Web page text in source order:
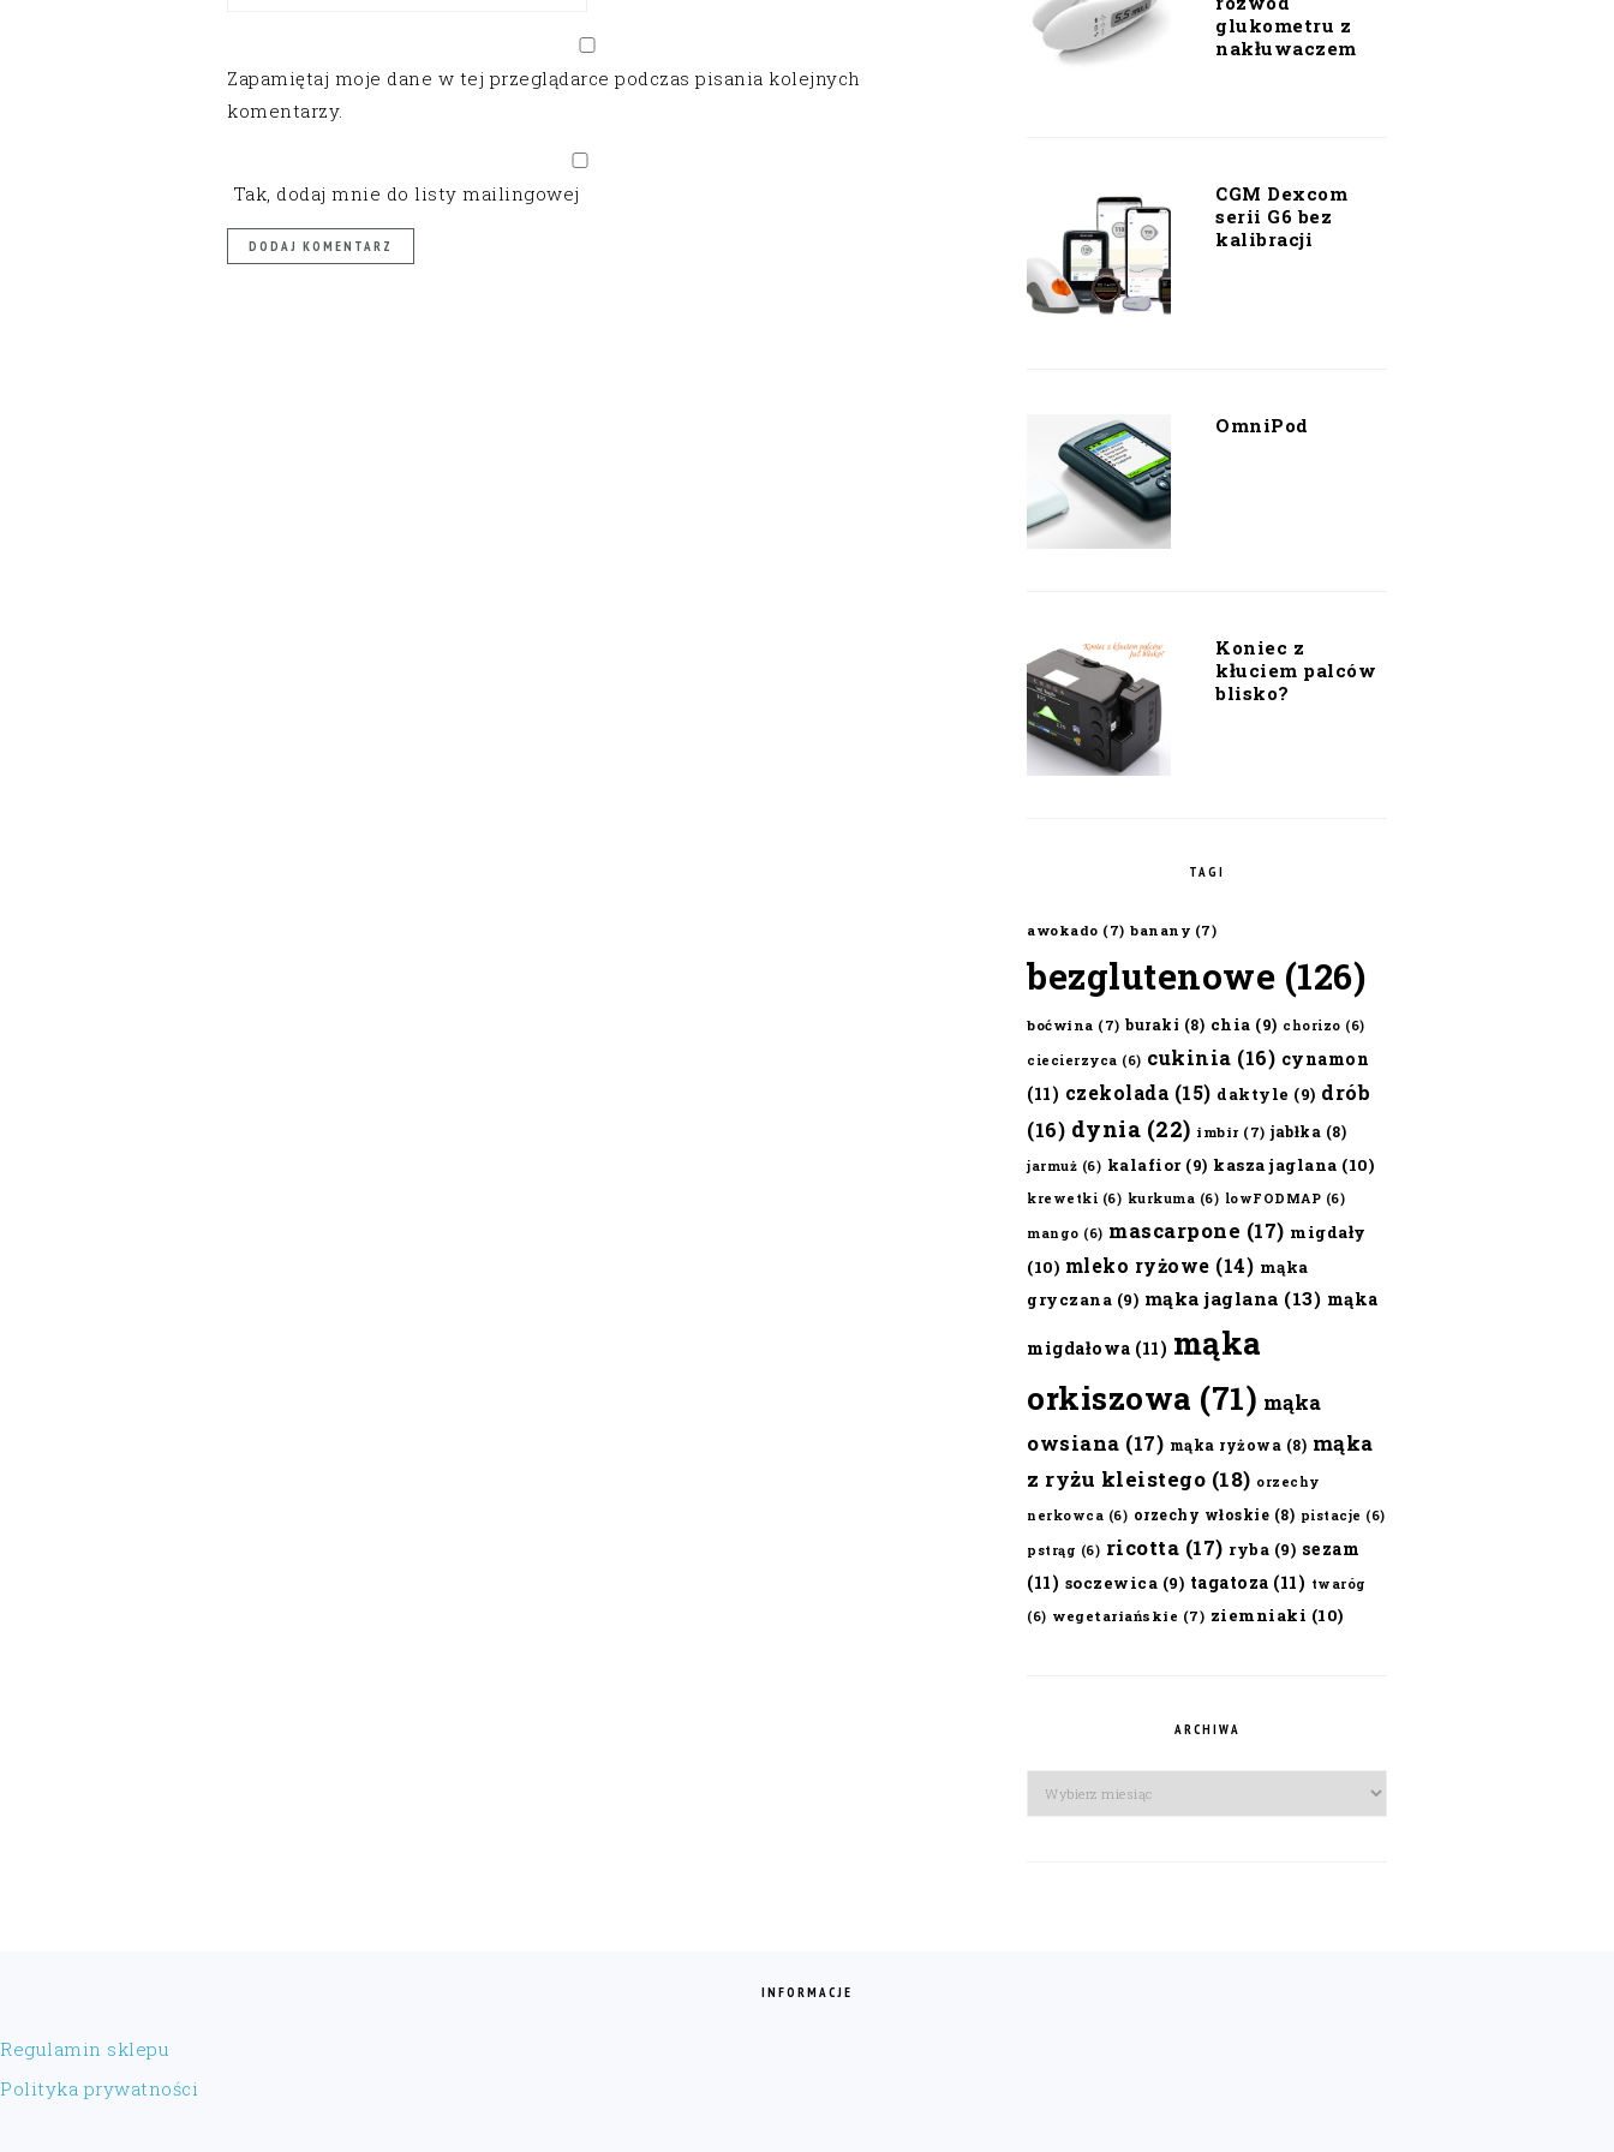
Zapamiętaj moje dane w tej przeglądarce podczas pisania kolejnych
komentarzy.
Tak, dodaj mnie do listy mailingowej
glukometru z
nakłuwaczem
CGM Dexcom
serii G6 bez
kalibracji
OmniPod
Koniec z
kłuciem palców
blisko?
TAGI
awokado (7) banany (7)
bezglutenowe (126)
boćwina (7) buraki (8) chia (9) chorizo (6)
ciecierzyca (6) cukinia (16) cynamon
(11) czekolada (15) daktyle (9) drób
(16) dynia (22) imbir (7) jabłka (8)
jarmuż (6) kalafior(9) kasza jaglana (10)
krewetki (6) kurkuma (6) lowFODMAP (6)
mango (6) mascarpone (17) migdały
(10) mleko ryżowe (14) mąka
gryczana (9) mąka jaglana (13) mąka
migdałowa (11) mąka
orkiszowa (71) mąka
owsiana (17) mąka ryżowa (8) mąka
z ryżu kleistego (18) orzechy
nerkowca (6) orzechy włoskie (8) pistacje (6)
pstrąg (6) ricotta (17) ryba (9) sezam
(11) soczewica (9) tagatoza (11) twaróg
(6) wegetariańskie (7) ziemniaki (10)
ARCHIWA
Archiwa
INFORMACJE
Regulamin sklepu
Polityka prywatności